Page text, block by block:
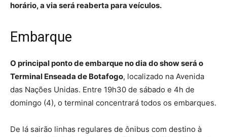
horário, a via será reaberta para veículos.
Embarque
O principal ponto de embarque no dia do show será o
Terminal Enseada de Botafogo, localizado na Avenida
das Nações Unidas. Entre 19h30 de sábado e 4h de
domingo (4), o terminal concentrará todos os embarques.
De lá sairão linhas regulares de ônibus com destino à